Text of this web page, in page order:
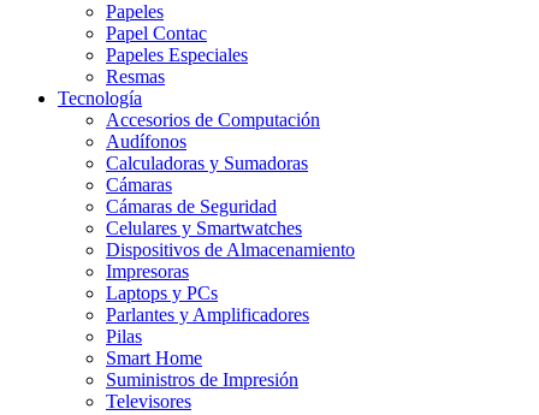
Papeles
Papel Contac
Papeles Especiales
Resmas
Tecnología
Accesorios de Computación
Audífonos
Calculadoras y Sumadoras
Cámaras
Cámaras de Seguridad
Celulares y Smartwatches
Dispositivos de Almacenamiento
Impresoras
Laptops y PCs
Parlantes y Amplificadores
Pilas
Smart Home
Suministros de Impresión
Televisores